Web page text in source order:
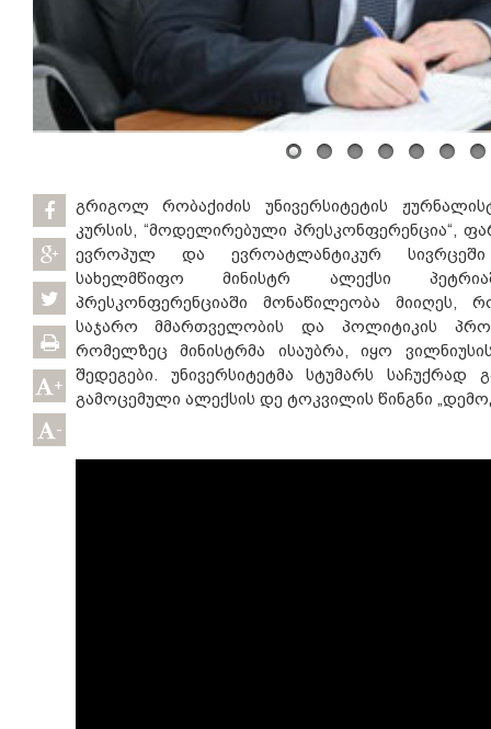
+
-
გრიგოლ რობაქიძის უნივერსიტეტის
კურსის, “მოდელირებული პრესკონფერენცია“,
ევროპულ და ევროატლანტიკურ სივრცეში
სახელმწიფო მინისტრ ალექსი
პრესკონფერენციაში მონაწილეობა მიიღეს,
საჯარო მმართველობის და პოლიტიკის
რომელზეც მინისტრმა ისაუბრა, იყო
შედეგები. უნივერსიტეტმა სტუმარს საჩუქრად
გამოცემული ალექსის დე ტოკვილის წინგნი